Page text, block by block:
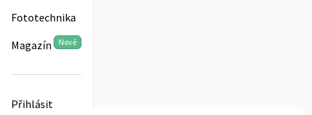
Fototechnika
Magazín Nové
Přihlásit